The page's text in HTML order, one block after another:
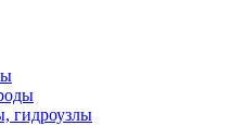
гидроузлы